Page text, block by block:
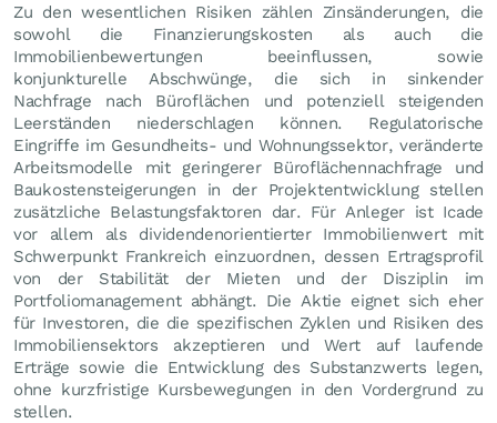
Zu den wesentlichen Risiken zählen Zinsänderungen, die
sowohl die Finanzierungskosten als auch die
Immobilienbewertungen beeinflussen, sowie
konjunkturelle Abschwünge, die sich in sinkender
Nachfrage nach Büroflächen und potenziell steigenden
Leerständen niederschlagen können. Regulatorische
Eingriffe im Gesundheits- und Wohnungssektor, veränderte
Arbeitsmodelle mit geringerer Büroflächennachfrage und
Baukostensteigerungen in der Projektentwicklung stellen
zusätzliche Belastungsfaktoren dar. Für Anleger ist Icade
vor allem als dividendenorientierter Immobilienwert mit
Schwerpunkt Frankreich einzuordnen, dessen Ertragsprofil
von der Stabilität der Mieten und der Disziplin im
Portfoliomanagement abhängt. Die Aktie eignet sich eher
für Investoren, die die spezifischen Zyklen und Risiken des
Immobiliensektors akzeptieren und Wert auf laufende
Erträge sowie die Entwicklung des Substanzwerts legen,
ohne kurzfristige Kursbewegungen in den Vordergrund zu
stellen.